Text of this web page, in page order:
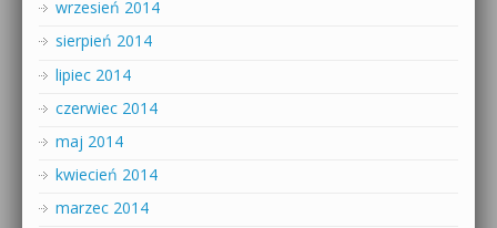
wrzesień 2014
sierpień 2014
lipiec 2014
czerwiec 2014
maj 2014
kwiecień 2014
marzec 2014